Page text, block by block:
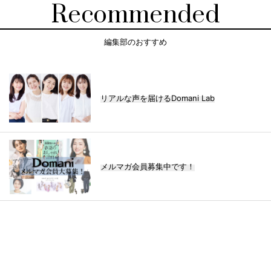
Recommended
編集部のおすすめ
リアルな声を届けるDomani Lab
メルマガ会員募集中です！